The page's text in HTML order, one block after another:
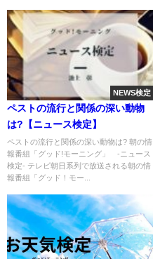
NEWS検定
ペストの流行と関係の深い動物
は?【ニュース検定】
ペストの流行と関係の深い動物は? 朝の情
報番組「グッド!モーニング」 -ニュース
検定- テレビ朝日系列で放送される朝の情
報番組「グッド！モー...